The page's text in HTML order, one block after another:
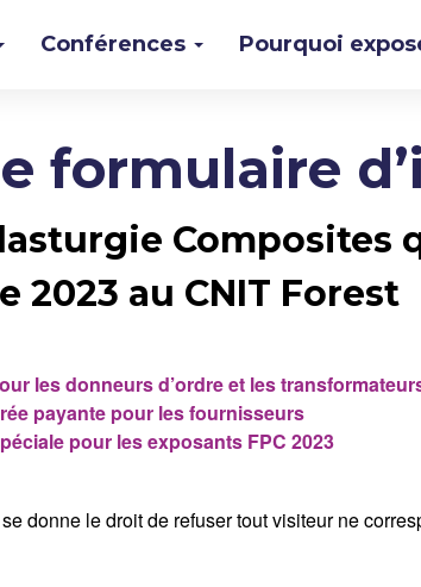
Conférences Pourquoi
formulaire
Composites
2023 au CNIT Forest
les donneurs d’ordre et les
payante pour les fournisseurs
pour les exposants FPC 2023
donne le droit de refuser tout visiteur ne